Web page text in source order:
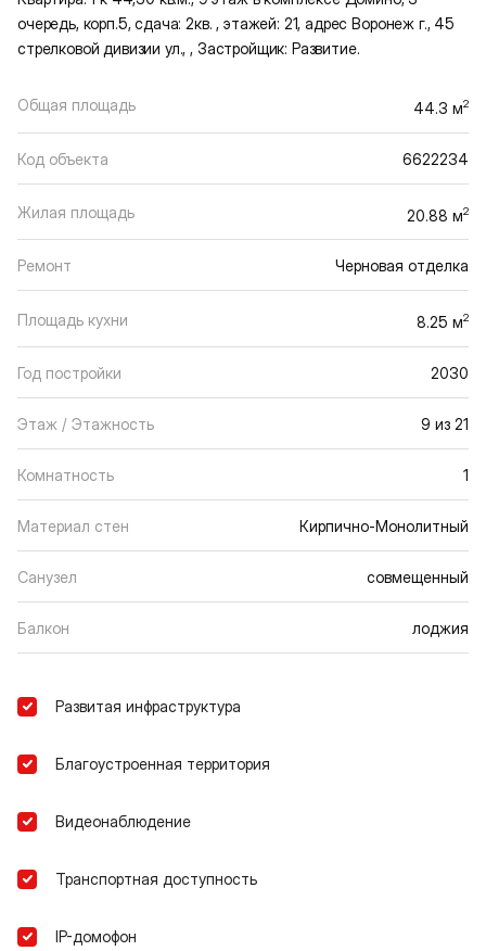
очередь, корп.5, сдача: 2кв. , этажей: 21, адрес Воронеж г., 45
стрелковой дивизии ул., , Застройщик: Развитие.
Общая площадь 44.3 м2
Код объекта 6622234
Жилая площадь 20.88 м2
Ремонт Черновая отделка
Площадь кухни 8.25 м2
Год постройки 2030
Этаж / Этажность 9 из 21
Комнатность 1
Материал стен Кирпично-Монолитный
Санузел совмещенный
Балкон лоджия
Развитая инфраструктура
Благоустроенная территория
Видеонаблюдение
Транспортная доступность
IP-домофон